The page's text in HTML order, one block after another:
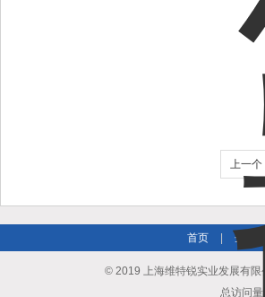
上一个
首页 企业简
© 2019 上海维特锐实业发展有限
总访问